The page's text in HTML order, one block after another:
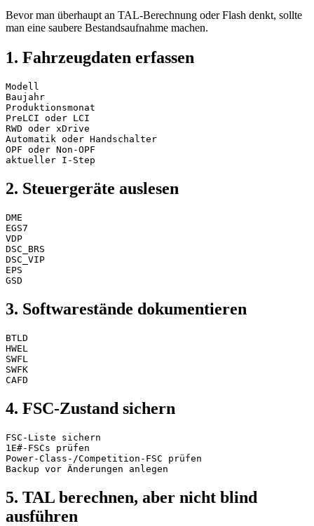
Bevor man überhaupt an TAL-Berechnung oder Flash denkt, sollte
man eine saubere Bestandsaufnahme machen.
1. Fahrzeugdaten erfassen
Modell
Baujahr
Produktionsmonat
PreLCI oder LCI
RWD oder xDrive
Automatik oder Handschalter
OPF oder Non-OPF
aktueller I-Step
2. Steuergeräte auslesen
DME
EGS7
VDP
DSC_BRS
DSC_VIP
EPS
GSD
3. Softwarestände dokumentieren
BTLD
HWEL
SWFL
SWFK
CAFD
4. FSC-Zustand sichern
FSC-Liste sichern
1E#-FSCs prüfen
Power-Class-/Competition-FSC prüfen
Backup vor Änderungen anlegen
5. TAL berechnen, aber nicht blind
ausführen